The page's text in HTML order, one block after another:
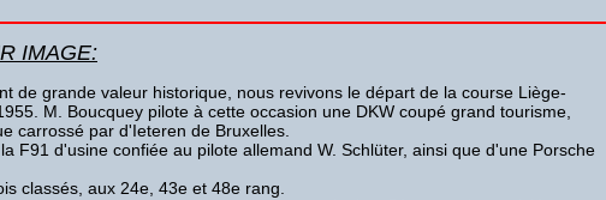
IMAGE:
de grande valeur historique, nous revivons le départ de la course Liège-
M. Boucquey pilote à cette occasion une DKW coupé grand tourisme,
carrossé par d'Ieteren de Bruxelles.
F91 d'usine confiée au pilote allemand W. Schlüter, ainsi que d'une Porsche
classés, aux 24e, 43e et 48e rang.